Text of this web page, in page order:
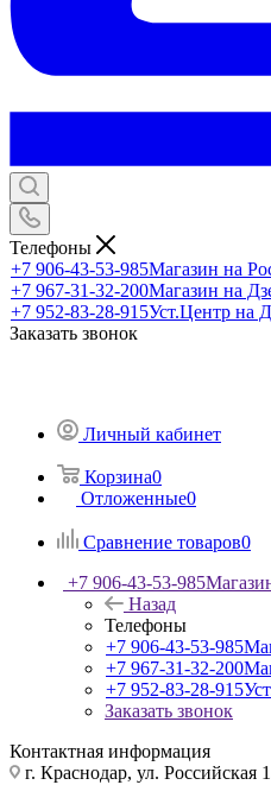
Телефоны
+7 906-43-53-985Магазин на
+7 967-31-32-200Магазин на
+7 952-83-28-915Уст.Центр на
Заказать звонок
Личный кабинет
Корзина0
Отложенные0
Сравнение товаров0
+7 906-43-53-985
Назад
Телефоны
+7 906-43-53-985
+7 967-31-32-200
+7 952-83-28-915
Заказать звонок
Контактная информация
г. Краснодар, ул. Российская